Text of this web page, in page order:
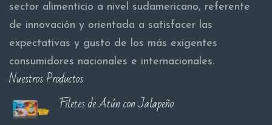
sector alimenticio a nivel sudamericano, referente
de innovación y orientada a satisfacer las
expectativas y gusto de los más exigentes
consumidores nacionales e internacionales.
Nuestros Productos
Filetes de Atún con Jalapeño